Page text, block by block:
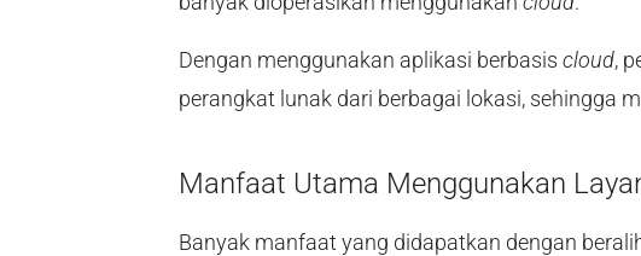
Dengan menggunakan aplikasi berbasis cloud,
perangkat lunak dari berbagai lokasi, sehingga
Manfaat Utama Menggunakan
Banyak manfaat yang didapatkan dengan